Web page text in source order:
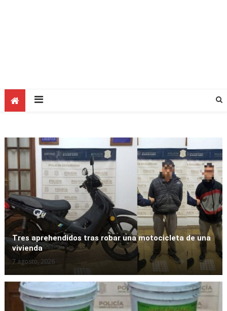
Destacadas Interés General Locales
Reinauguraron el consultorio de
odontología del Hospital 26 de Julio
ByFernando Gonzalez Bettendorff 7 agosto, 2026
Destacadas Locales Policiales
Tres aprehendidos tras robar una motocicleta de una
vivienda
7 agosto, 2026